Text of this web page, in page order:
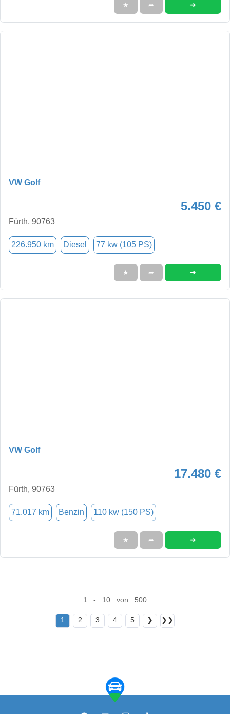
★ ➦ ➜
VW Golf
5.450 €
Fürth, 90763
226.950 km Diesel 77 kw (105 PS)
★ ➦ ➜
VW Golf
17.480 €
Fürth, 90763
71.017 km Benzin 110 kw (150 PS)
★ ➦ ➜
1 - 10 von 500
1 2 3 4 5 ❯ ❯❯